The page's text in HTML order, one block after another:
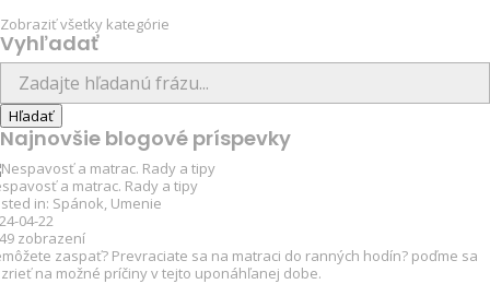
Zobraziť všetky kategórie
Vyhľadať
Najnovšie blogové príspevky
a matrac. Rady a tipy
in: Spánok Umenie
04-22
zobrazení
zaspať? Prevraciate sa na matraci do ranných hodín? poďme sa
na možné príčiny v tejto uponáhľanej dobe.